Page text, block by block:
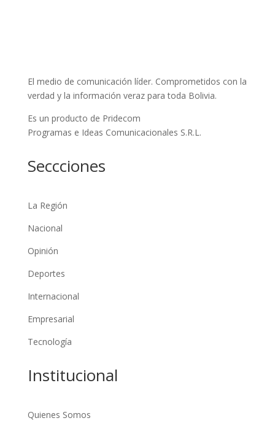
El medio de comunicación líder. Comprometidos con la
verdad y la información veraz para toda Bolivia.
Es un producto de Pridecom
Programas e Ideas Comunicacionales S.R.L.
Seccciones
La Región
Nacional
Opinión
Deportes
Internacional
Empresarial
Tecnología
Institucional
Quienes Somos